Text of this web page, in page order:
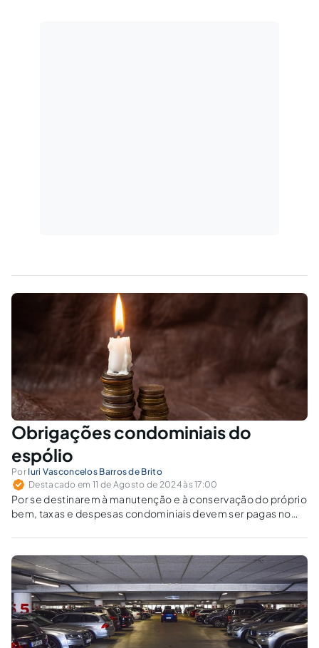
Obrigações condominiais do
espólio
Por Iuri Vasconcelos Barros de Brito
Destacado em 11 de Agosto de 2024 às 17:00
Por se destinarem à manutenção e à conservação do próprio
bem, taxas e despesas condominiais devem ser pagas no
a partilha. Esta é a ideia que se pretende defender neste
breve artigo.